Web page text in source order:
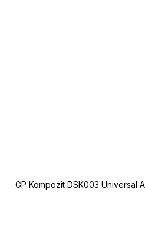
GP Kompozit DSK003 Universal